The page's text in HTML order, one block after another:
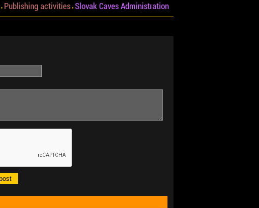
Publishing activities Slovak Caves Administration